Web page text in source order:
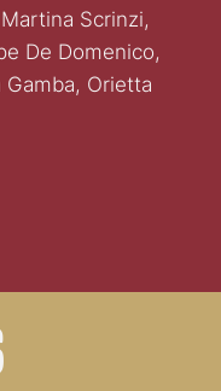
Scrinzi,
De Domenico,
Gamba, Orietta